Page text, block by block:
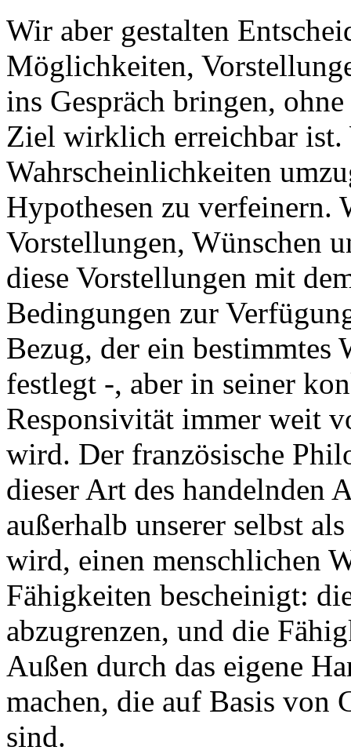
Wir aber gestalten
Möglichkeiten,
ins Gespräch bringen,
Ziel wirklich erreichbar ist.
Wahrscheinlichkeiten
Hypothesen zu verfeinern.
Vorstellungen, Wünschen
diese Vorstellungen mit
Bedingungen zur
Bezug, der ein bestimmtes
festlegt -, aber in seiner
Responsivität immer weit
wird. Der französische
dieser Art des handelnden
außerhalb unserer selbst
wird, einen menschlichen
Fähigkeiten bescheinigt:
abzugrenzen, und die
Außen durch das eigene
machen, die auf Basis von
sind.